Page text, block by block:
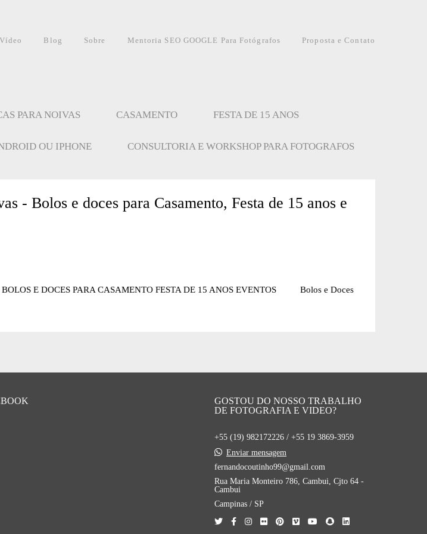
Blog Sobre Mentoria SEO GOOGLE Para Fotógrafos Proposta e Contato
PARA NOIVAS CASAMENTO FESTA DE 15 ANOS
OU IPHONE CONSULTORIA E WORKSHOP PARA FOTOGRAFOS
- Bolos e doces para Casamento, Festa de 15 anos e
BOLOS E DOCES PARA CASAMENTO FESTA DE 15 ANOS EVENTOS Bolos e Doces
GOSTOU DO NOSSO TRABALHO
DE FOTOGRAFIA E VIDEO?
+55 (19) 982172226 / +55 19 3869-3959
Enviar mensagem
fernandocoutinho99@gmail.com
Rua Maria Monteiro 786, Cambui, Cjto 64 -
Cambui
Campinas / SP